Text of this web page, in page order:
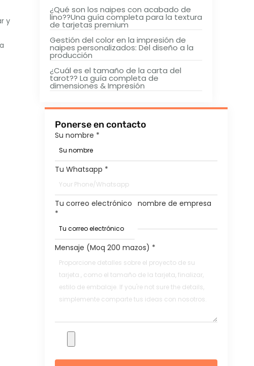
y
¿Qué son los naipes con acabado de
lino??Una guía completa para la textura
de tarjetas premium
Gestión del color en la impresión de
naipes personalizados: Del diseño a la
producción
¿Cuál es el tamaño de la carta del
tarot?? La guía completa de
dimensiones & Impresión
Ponerse en contacto
Su nombre *
Tu Whatsapp *
Tu correo electrónico
*
nombre de empresa
Mensaje (Moq 200 mazos) *